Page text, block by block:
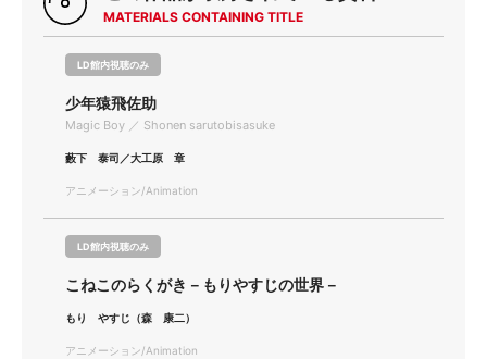
MATERIALS CONTAINING TITLE
LD館内視聴のみ
少年猿飛佐助
Magic Boy ／ Shonen sarutobisasuke
藪下 泰司／大工原 章
アニメーション/Animation
LD館内視聴のみ
こねこのらくがき－もりやすじの世界－
もり やすじ（森 康二）
アニメーション/Animation